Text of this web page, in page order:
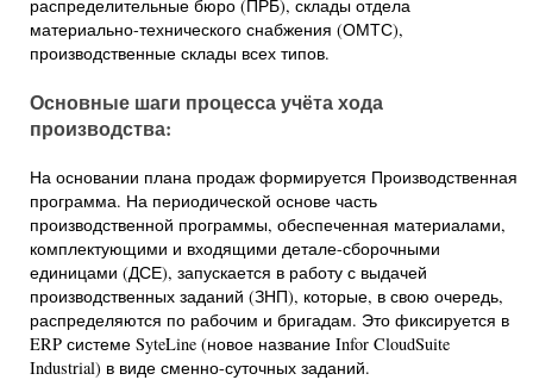
распределительные бюро (ПРБ), склады отдела
материально-технического снабжения (ОМТС),
производственные склады всех типов.
Основные шаги процесса учёта хода
производства:
На основании плана продаж формируется Производственная
программа. На периодической основе часть
производственной программы, обеспеченная материалами,
комплектующими и входящими детале-сборочными
единицами (ДСЕ), запускается в работу с выдачей
производственных заданий (ЗНП), которые, в свою очередь,
распределяются по рабочим и бригадам. Это фиксируется в
ERP системе SyteLine (новое название Infor CloudSuite
Industrial) в виде сменно-суточных заданий.